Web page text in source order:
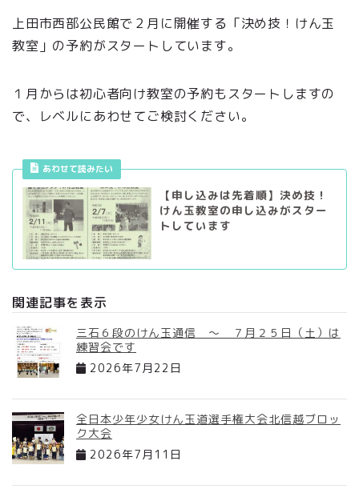
上田市西部公民館で２月に開催する「決め技！けん玉
教室」の予約がスタートしています。
１月からは初心者向け教室の予約もスタートしますの
で、レベルにあわせてご検討ください。
あわせて読みたい
【申し込みは先着順】決め技！
けん玉教室の申し込みがスター
トしています
関連記事を表示
三石６段のけん玉通信 ～ ７月２５日（土）は
練習会です
2026年7月22日
全日本少年少女けん玉道選手権大会北信越ブロッ
ク大会
2026年7月11日